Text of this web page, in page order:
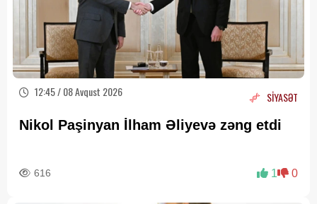
12:45 / 08 Avqust 2026 SİYASƏT
Nikol Paşinyan İlham Əliyevə zəng etdi
616 1 0